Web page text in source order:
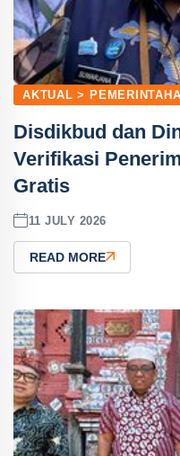
AKTUAL >
Disdikbud dan
Verifikasi
Gratis
11 JULY 2026
READ MORE